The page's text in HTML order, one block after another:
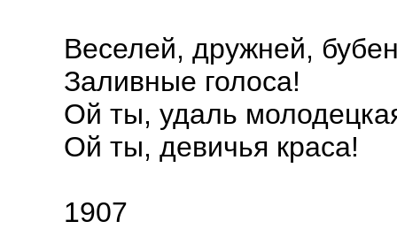
Веселей, дружней,
Заливные голоса!
Ой ты, удаль
Ой ты, девичья краса!
1907